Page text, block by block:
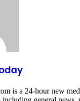
is a 24-hour new